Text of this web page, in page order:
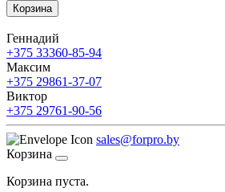
Корзина
Геннадий
+375 33360-85-94
Максим
+375 29861-37-07
Виктор
+375 29761-90-56
sales@forpro.by
Корзина
Корзина пуста.